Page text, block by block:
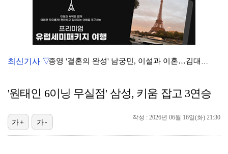
종영 '결혼의 완성' 남궁민, 이설과 이혼…김대명·우지…
[ST포토] 도겸-민규-정한, '우리는 맨시티 팬'
'미우새' 탁재훈, 50대 마지막 생일날 '아근진' 폐…
'7번' 이강인, 한국 팬들 앞에서 AT마드리드 데뷔……
최신기사 ▽
'원태인 6이닝 무실점' 삼성, 키움 잡고 3연승
작성 : 2026년 06월 16일(화) 21:30
가+ 가-